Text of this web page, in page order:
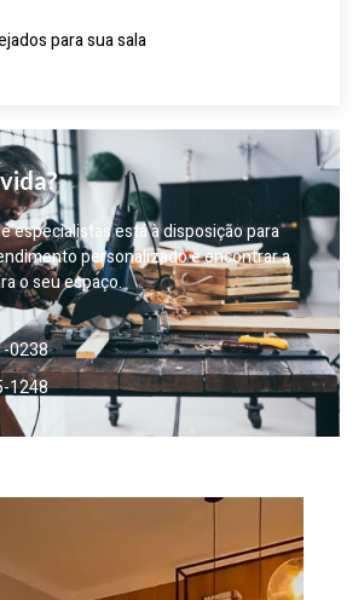
para sua sala
especialistas está à disposição para
personalizado e encontrar a
o seu espaço.
0238
1248